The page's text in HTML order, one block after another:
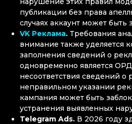
публикации без права
случаях аккаунт может быть
VK Реклама. Требования
внимание также уделяется
заполнения сведений о
одновременно является
несоответствия сведений о
неправильном указании
кампания может быть
устранения выявленных
Telegram Ads. В 2026 году